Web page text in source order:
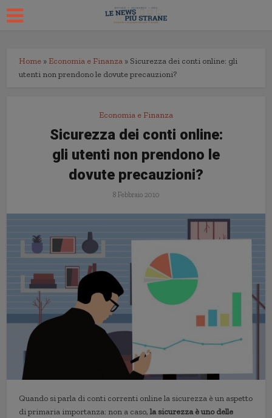
Home » Economia e Finanza » Sicurezza dei conti online: gli
utenti non prendono le dovute precauzioni?
Economia e Finanza
Sicurezza dei conti online:
gli utenti non prendono le
dovute precauzioni?
8 Febbraio 2010
Quando si parla di conti correnti online la sicurezza è un aspetto
di primaria importanza: non a caso, la sicurezza è uno delle